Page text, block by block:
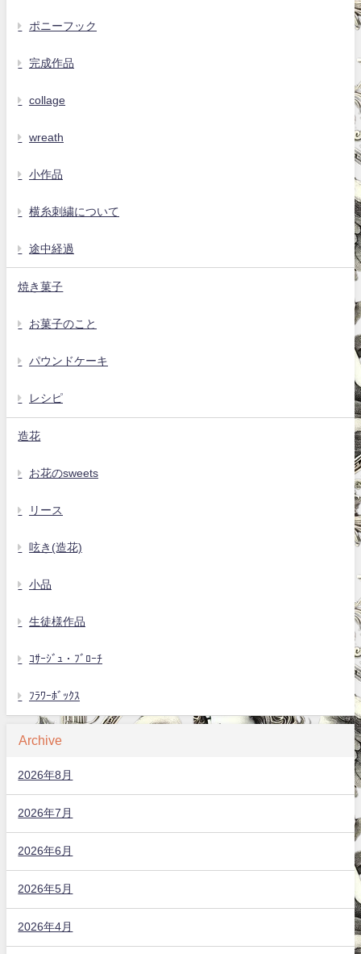
ポニーフック
完成作品
collage
wreath
小作品
横糸刺繍について
途中経過
焼き菓子
お菓子のこと
パウンドケーキ
レシピ
造花
お花のsweets
リース
呟き(造花)
小品
生徒様作品
ｺｻｰｼﾞｭ・ﾌﾞﾛｰﾁ
ﾌﾗﾜｰﾎﾞｯｸｽ
Archive
2026年8月
2026年7月
2026年6月
2026年5月
2026年4月